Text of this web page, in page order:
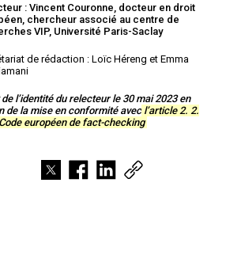
: Vincent Couronne, docteur en droit
chercheur associé au centre de
VIP, Université Paris-Saclay
de rédaction : Loïc Héreng et Emma
l’identité du relecteur le 30 mai 2023 en
de la mise en conformité avec l’article 2. 2.
européen de fact-checking